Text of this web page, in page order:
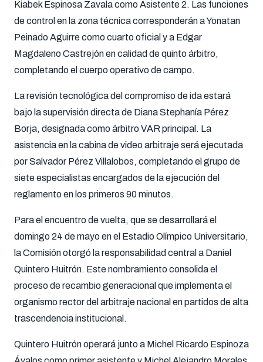
Kiabek Espinosa Zavala como Asistente 2. Las funciones
de control en la zona técnica corresponderán a Yonatan
Peinado Aguirre como cuarto oficial y a Edgar
Magdaleno Castrejón en calidad de quinto árbitro,
completando el cuerpo operativo de campo.
La revisión tecnológica del compromiso de ida estará
bajo la supervisión directa de Diana Stephanía Pérez
Borja, designada como árbitro VAR principal. La
asistencia en la cabina de video arbitraje será ejecutada
por Salvador Pérez Villalobos, completando el grupo de
siete especialistas encargados de la ejecución del
reglamento en los primeros 90 minutos.
Para el encuentro de vuelta, que se desarrollará el
domingo 24 de mayo en el Estadio Olímpico Universitario,
la Comisión otorgó la responsabilidad central a Daniel
Quintero Huitrón. Este nombramiento consolida el
proceso de recambio generacional que implementa el
organismo rector del arbitraje nacional en partidos de alta
trascendencia institucional.
Quintero Huitrón operará junto a Michel Ricardo Espinoza